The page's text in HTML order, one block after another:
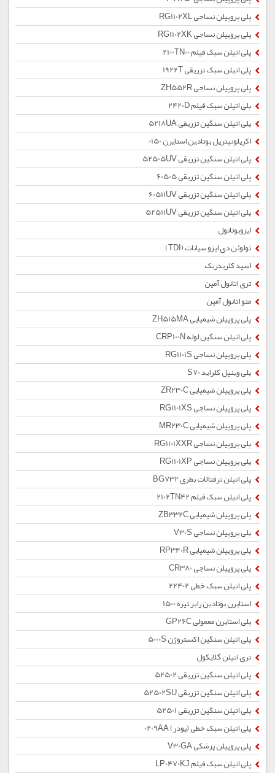
پلی پروپیلن نساجی RG1102XL
پلی پروپیلن نساجی RG1102XK
پلی اتیلن سبک فیلم 2100TN00
پلی اتیلن سبک تزریقی 1922T
پلی پروپیلن نساجی ZH552R
پلی اتیلن سبک فیلم 2420D
پلی اتیلن سنگین تزریقی 5218UA
اکریلونیتریل بوتادین استایرن 0150
پلی اتیلن سنگین تزریقی 52505UV
پلی اتیلن سنگین تزریقی 60505
پلی اتیلن سنگین تزریقی 60511UV
پلی اتیلن سنگین تزریقی 52511UV
ایزوبوتانول
تولوئن دی ایزو سیانات (TDI)
اسید کلریدریک
تری اتانول آمین
منو اتانول آمین
پلی پروپیلن شیمیایی ZH515MA
پلی اتیلن سنگین لوله CRP100N
پلی پروپیلن نساجی RG1101S
پلی وینیل کلراید S70
پلی پروپیلن شیمیایی ZR230C
پلی پروپیلن نساجی RG1101XS
پلی پروپیلن شیمیایی MR230C
پلی پروپیلن نساجی RG1101XXR
پلی پروپیلن نساجی RG1101XP
پلی اتیلن ترفتالات بطری BG732
پلی اتیلن سبک فیلم 2102TN42
پلی پروپیلن شیمیایی ZB332C
پلی پروپیلن نساجی V30S
پلی پروپیلن شیمیایی RP340R
پلی پروپیلن نساجی CR380
پلی اتیلن سبک خطی 22402
استایرن بوتادین رابر تیره 1500
پلی استایرن معمولی GP26C
پلی اتیلن سنگین اکستروژن 5000S
تری اتیلن گلایکول
پلی اتیلن سنگین تزریقی 52502
پلی اتیلن سنگین تزریقی 52502SU
پلی اتیلن سنگین تزریقی 52501
پلی اتیلن سبک خطی (پودر) 0209AA
پلی پروپیلن پزشکی V30GA
پلی اتیلن سبک فیلم LP0470KJ